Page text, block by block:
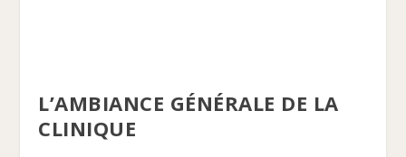
L’AMBIANCE GÉNÉRALE DE LA
CLINIQUE